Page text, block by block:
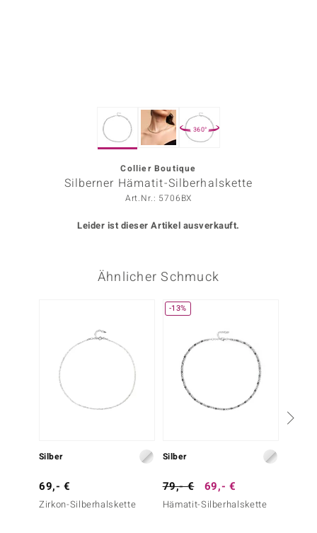
BY DE MELO
360°
Collier Boutique
Silberner Hämatit-Silberhalskette
Art.Nr.: 5706BX
Leider ist dieser Artikel ausverkauft.
Ähnlicher Schmuck
Silber
69,- €
Zirkon-Silberhalskette
-13%
Silber
79,- € 69,- €
Hämatit-Silberhalskette